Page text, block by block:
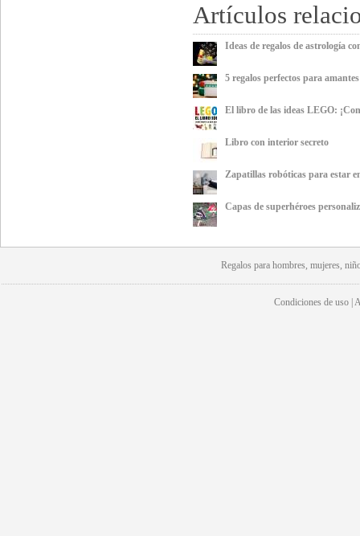
Artículos
Ideas de regalos de astrología
5 regalos perfectos para
El libro de las ideas LEGO:
Libro con interior secreto
Zapatillas robóticas para estar
Capas de superhéroes
Regalos para hombres, mujeres,
Condiciones de uso |